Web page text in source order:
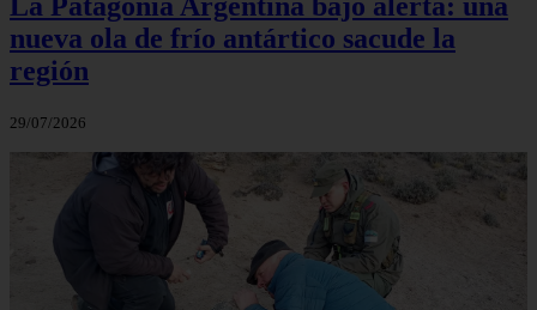
nueva ola de frío antártico sacude la
región
29/07/2026